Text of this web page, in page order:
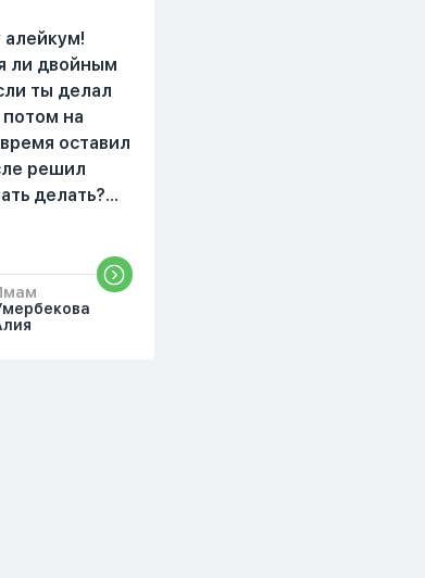
алейкум!
ли двойным
ты делал
потом на
оставил
решил
делать?